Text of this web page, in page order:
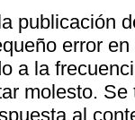
publicación
error
a la
molesto.
al